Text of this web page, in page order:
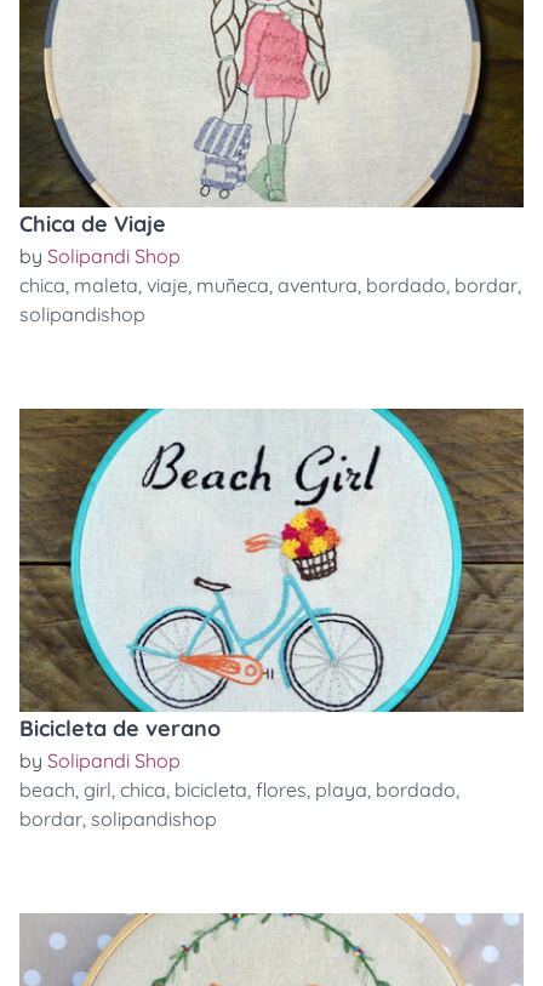
Chica de Viaje
by Solipandi Shop
chica, maleta, viaje, muñeca, aventura, bordado, bordar,
solipandishop
Bicicleta de verano
by Solipandi Shop
beach, girl, chica, bicicleta, flores, playa, bordado,
bordar, solipandishop